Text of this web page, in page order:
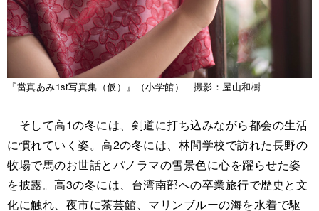
『當真あみ1st写真集（仮）』（小学館） 撮影：屋山和樹
そして高1の冬には、剣道に打ち込みながら都会の生活
に慣れていく姿。高2の冬には、林間学校で訪れた長野の
牧場で馬のお世話とパノラマの雪景色に心を躍らせた姿
を披露。高3の冬には、台湾南部への卒業旅行で歴史と文
化に触れ、夜市に茶芸館、マリンブルーの海を水着で駆